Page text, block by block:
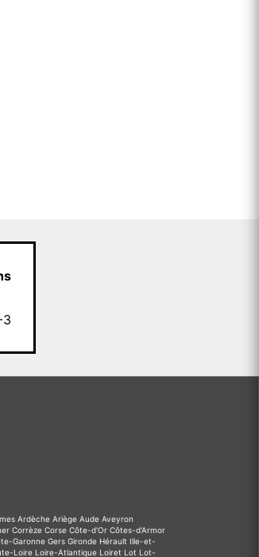
3
Ardèche Ariège Aude Aveyron
Corrèze Corse Côte-d'Or Côtes-d'Armor
Garonne Gers Gironde Hérault Ille-et-
Loire Loire-Atlantique Loiret Lot Lot-